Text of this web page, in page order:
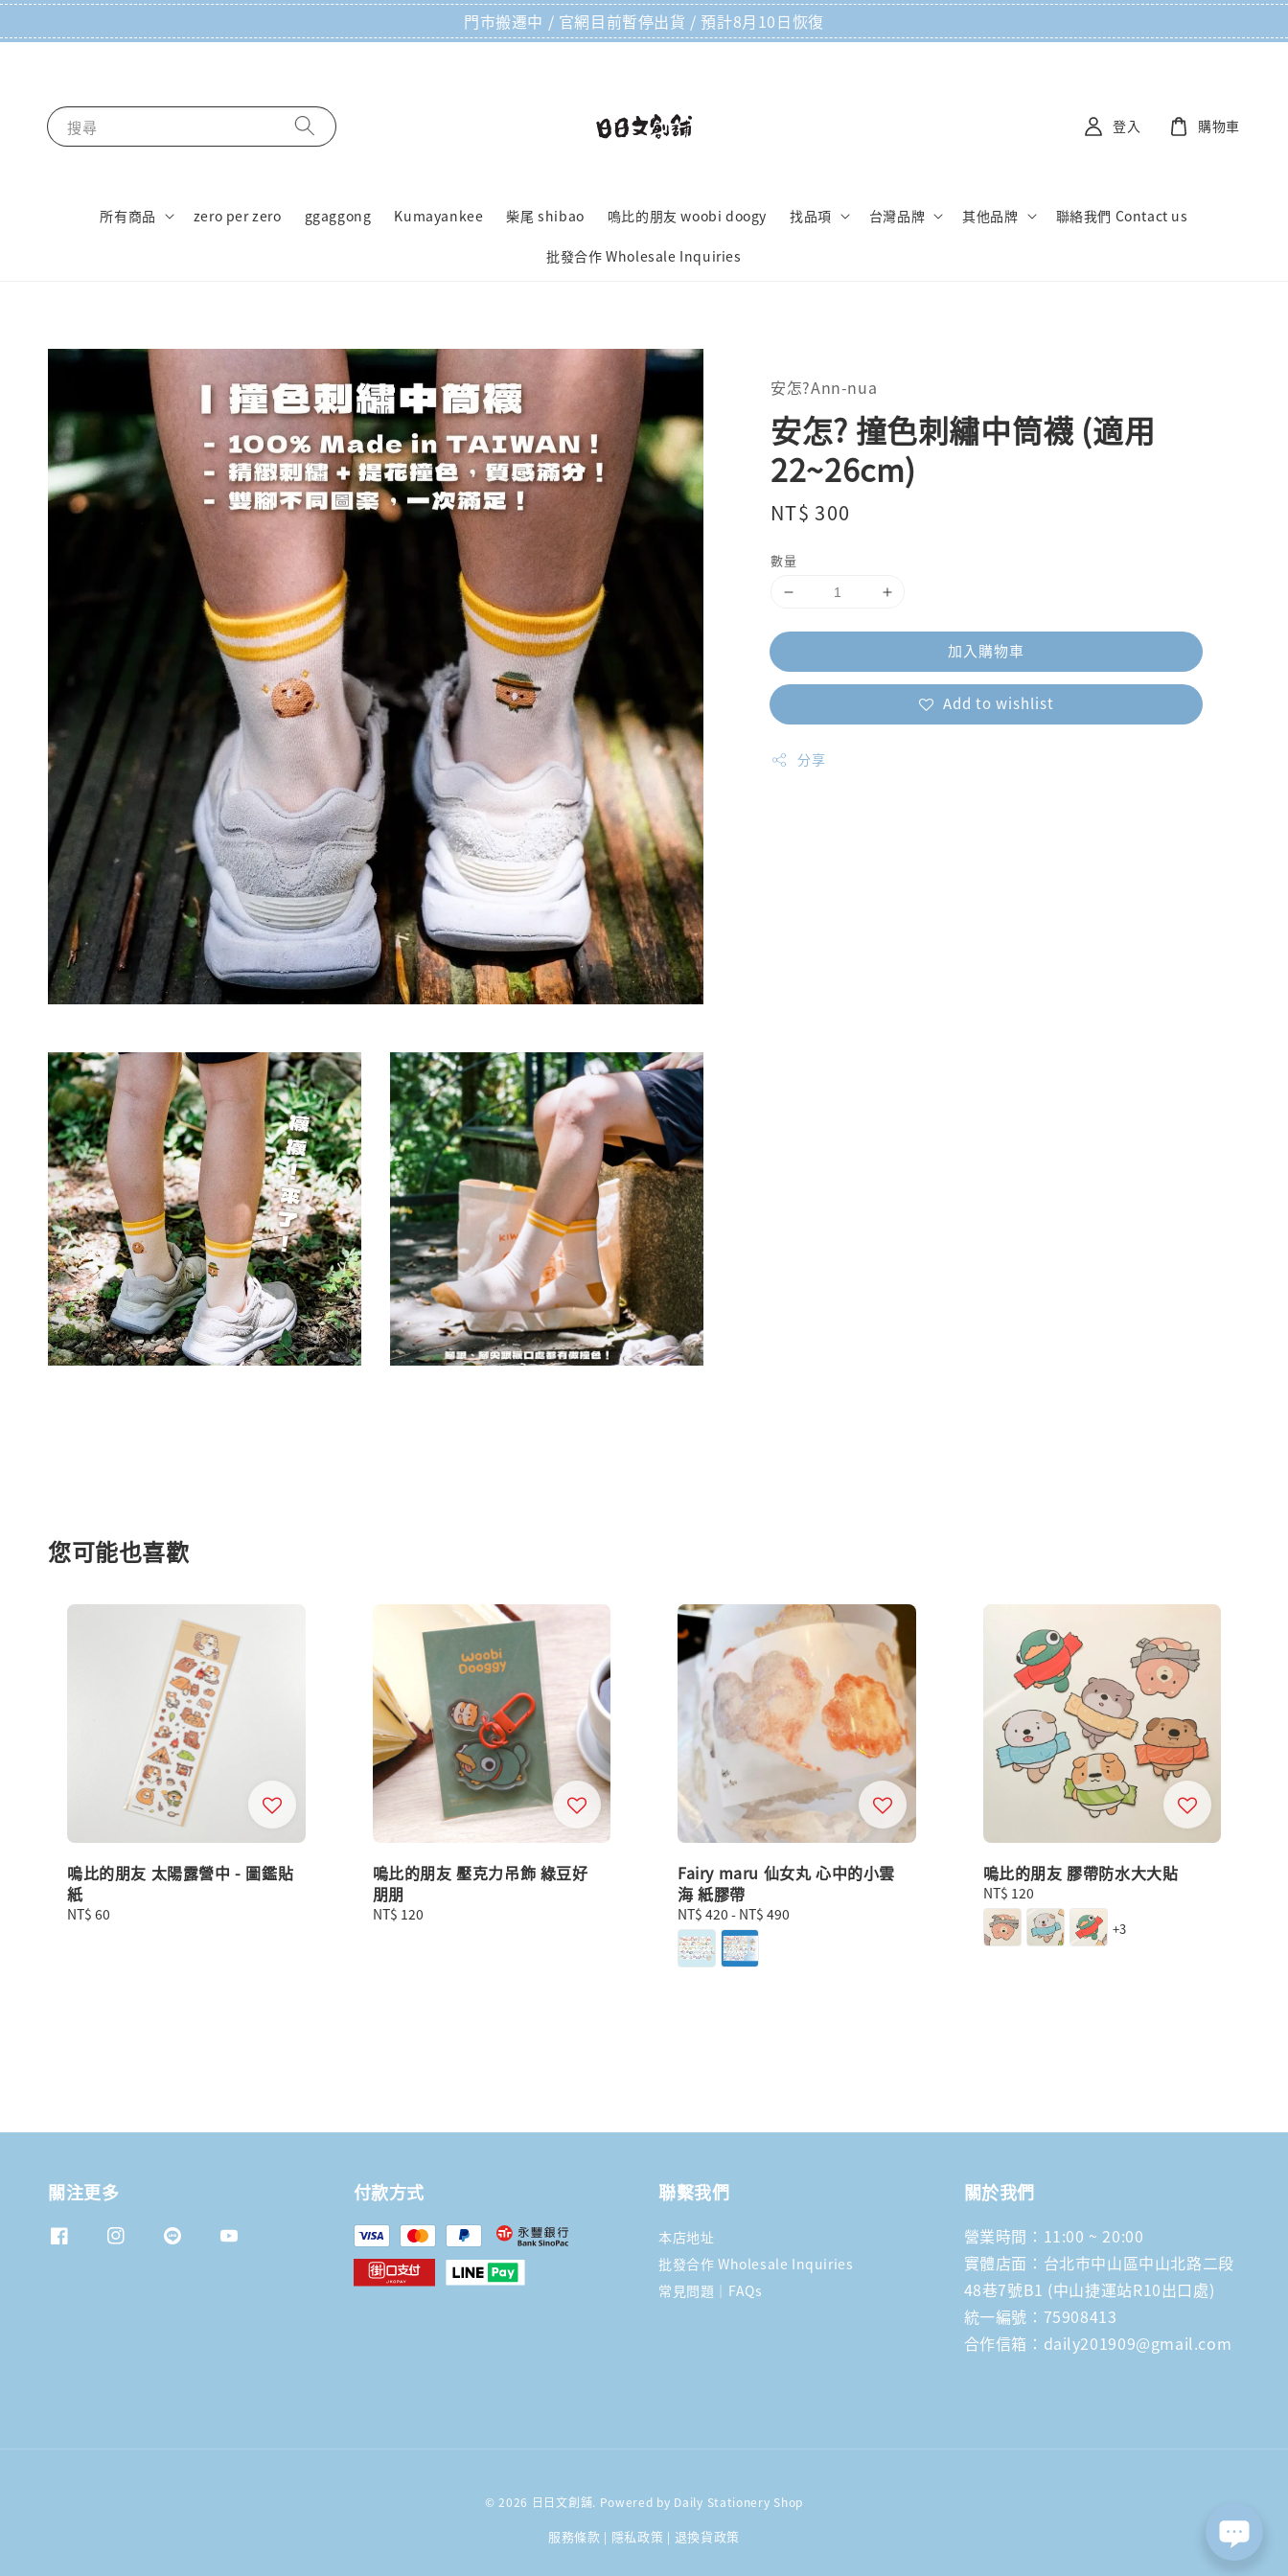
門市搬遷中 / 官網目前暫停出貨 / 預計8月10日恢復
搜尋
所有商品 zero per zero ggaggong Kumayankee 柴尾 shibao 嗚比的朋友 woobi doogy 找品項 台灣品牌 其他品牌 聯絡我們 Contact us
批發合作 Wholesale Inquiries
登入 購物車
安怎?Ann-nua
安怎? 撞色刺繡中筒襪 (適用
22~26cm)
Regular
NT$ 300
數量
加入購物車
Add to wishlist
分享
您可能也喜歡
嗚比的朋友 太陽露營中 - 圖鑑貼
紙
Regular
NT$ 60
嗚比的朋友 壓克力吊飾 綠豆好
朋朋
Regular
NT$ 120
Fairy maru 仙女丸 心中的小雲
海 紙膠帶
Regular
price
NT$ 420 - NT$ 490
嗚比的朋友 膠帶防水大大貼
Regular
price
NT$ 120
+3
關注更多 付款方式 聯繫我們
本店地址
批發合作 Wholesale Inquiries
常見問題｜FAQs
關於我們
營業時間：11:00 ~ 20:00
實體店面：台北市中山區中山北路二段
48巷7號B1 (中山捷運站R10出口處)
統一編號：75908413
合作信箱：daily201909@gmail.com
© 2026 日日文創舖. Powered by Daily Stationery Shop
服務條款 | 隱私政策 | 退換貨政策